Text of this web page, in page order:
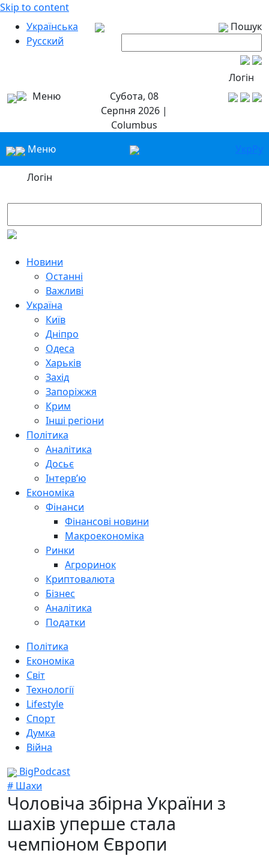
Skip to content
Українська
Русский
Пошук
Логін
Меню
Субота, 08
Серпня 2026 |
Columbus
Меню
УкрРу
Логін
Новини
Останні
Важливі
Україна
Київ
Дніпро
Одеса
Харьків
Захід
Запоріжжя
Крим
Інші регіони
Політика
Аналітика
Досьє
Інтерв’ю
Економіка
Фінанси
Фінансові новини
Макроекономіка
Ринки
Агроринок
Криптовалюта
Бізнес
Аналітика
Податки
Політика
Економіка
Світ
Технології
Lifestyle
Спорт
Думка
Війна
BigPodcast
# Шахи
Чоловіча збірна України з
шахів уперше стала
чемпіоном Європи